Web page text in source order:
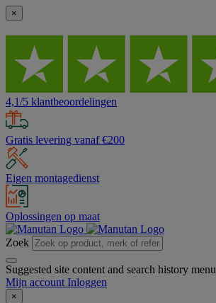
×
4,1/5 klantbeoordelingen
Gratis levering vanaf €200
Eigen montagedienst
Oplossingen op maat
Zoek
Suggested site content and search history menu
Mijn account Inloggen
×